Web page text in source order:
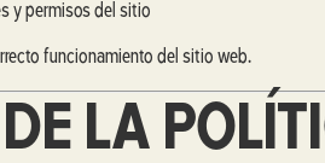
y permisos del sitio
funcionamiento del sitio web.
LA